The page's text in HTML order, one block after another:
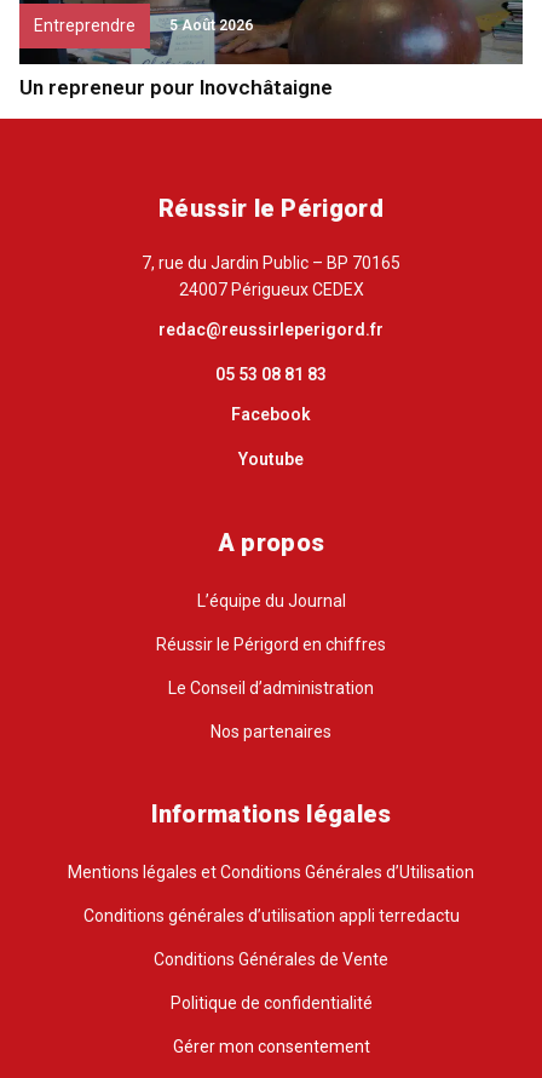
Entreprendre 5 Août 2026
Un repreneur pour Inovchâtaigne
Réussir le Périgord
7, rue du Jardin Public – BP 70165
24007 Périgueux CEDEX
redac@reussirleperigord.fr
05 53 08 81 83
Facebook
Youtube
A propos
L’équipe du Journal
Réussir le Périgord en chiffres
Le Conseil d’administration
Nos partenaires
Informations légales
Mentions légales et Conditions Générales d’Utilisation
Conditions générales d’utilisation appli terredactu
Conditions Générales de Vente
Politique de confidentialité
Gérer mon consentement